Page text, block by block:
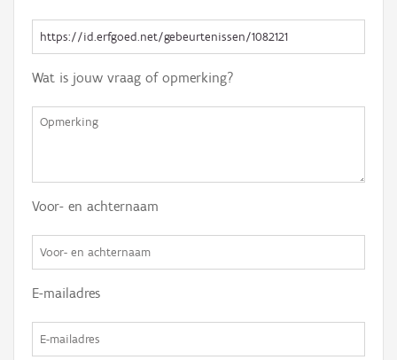
Wat is jouw vraag of opmerking?
Voor- en achternaam
E-mailadres